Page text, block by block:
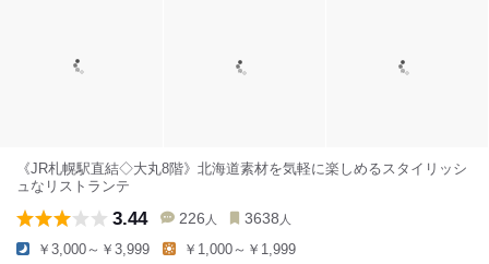
《JR札幌駅直結◇大丸8階》北海道素材を気軽に楽しめるスタイリッシ
ュなリストランテ
3.44 226 人 3638 人
￥3,000～￥3,999 ￥1,000～￥1,999